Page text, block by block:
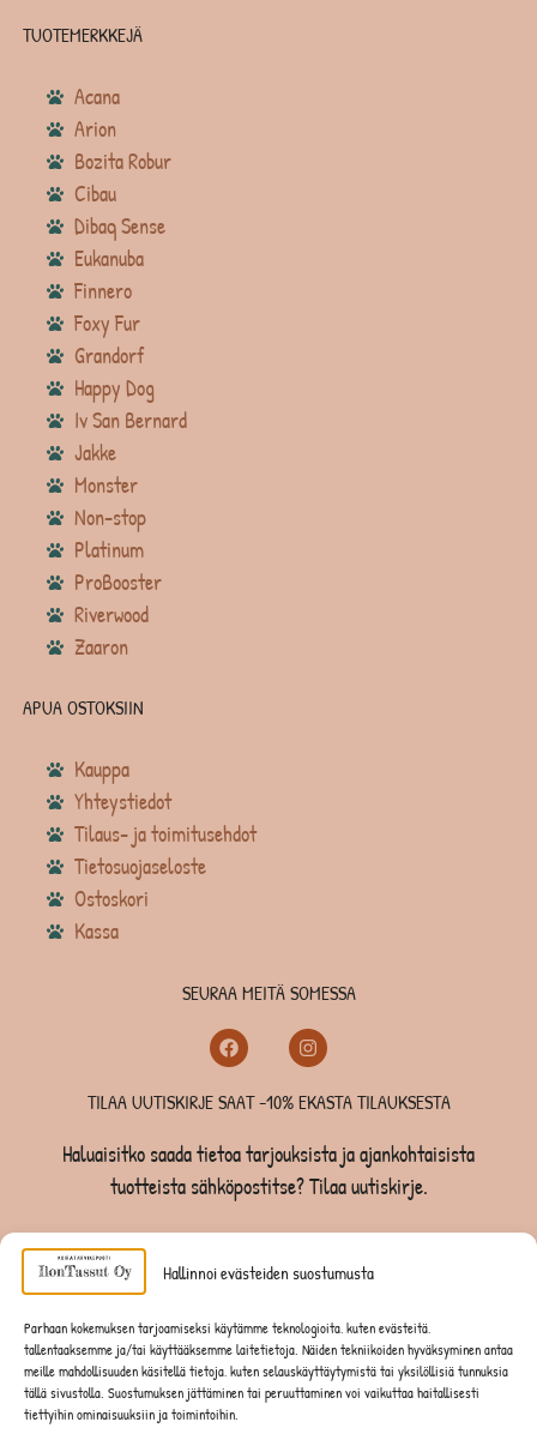
Hallinnoi evästeiden suostumusta
Parhaan kokemuksen tarjoamiseksi käytämme teknologioita, kuten evästeitä,
tallentaaksemme ja/tai käyttääksemme laitetietoja. Näiden tekniikoiden hyväksyminen antaa
meille mahdollisuuden käsitellä tietoja, kuten selauskäyttäytymistä tai yksilöllisiä tunnuksia
tällä sivustolla. Suostumuksen jättäminen tai peruuttaminen voi vaikuttaa haitallisesti
tiettyihin ominaisuuksiin ja toimintoihin.
TUOTEMERKKEJÄ
Acana
Arion
Bozita Robur
Cibau
Dibaq Sense
Eukanuba
Finnero
Foxy Fur
Grandorf
Happy Dog
Iv San Bernard
Jakke
Monster
Non-stop
Platinum
ProBooster
Riverwood
Zaaron
APUA OSTOKSIIN
Kauppa
Yhteystiedot
Tilaus- ja toimitusehdot
Tietosuojaseloste
Ostoskori
Kassa
SEURAA MEITÄ SOMESSA
TILAA UUTISKIRJE SAAT -10% EKASTA TILAUKSESTA
Haluaisitko saada tietoa tarjouksista ja ajankohtaisista
tuotteista sähköpostitse? Tilaa uutiskirje.
TILAA UUTISKIRJE -SAAT -10% EKASTA TILAUKSESTA
KISSOILLE
JYRSIJÖILLE